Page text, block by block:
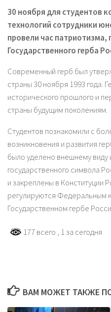
30 ноября для студентов
технологий сотрудники
провели час
Государственного герба
Современный герб был
страны 30 ноября 1993 года.
исторического прошлого и
страны будущим поколениям.
Студентов познакомили с
возникновения и развития
было уделено внешнему виду
государственного символа
и закреплены в Конституции
регулируются Федеральным
Государственном гербе
177 всего , 1 за сегодня
ВАМ МОЖЕТ ТАКЖЕ